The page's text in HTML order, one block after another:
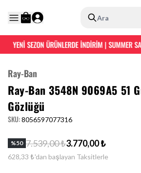
Ara
YENİ SEZON ÜRÜNLERDE İNDİRİM | SUMMER
Ray-Ban
Ray-Ban 3548N 9069A5 51
Gözlüğü
SKU:8056597077316
%50 7.539,00 ₺3.770,00 ₺
628,33 ₺'dan başlayan Taksitlerle